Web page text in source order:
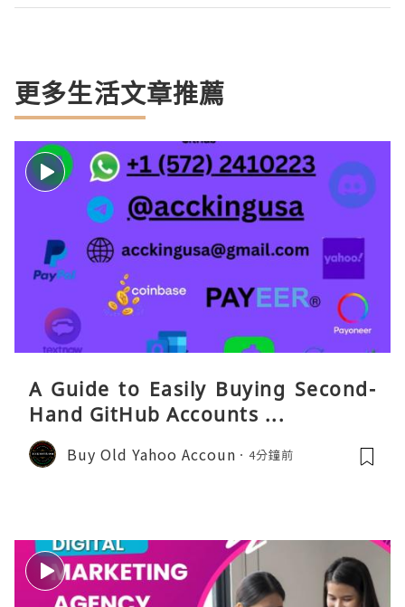
更多生活文章推薦
A Guide to Easily Buying Second-
Hand GitHub Accounts ...
Buy Old Yahoo Accoun 4分鐘前